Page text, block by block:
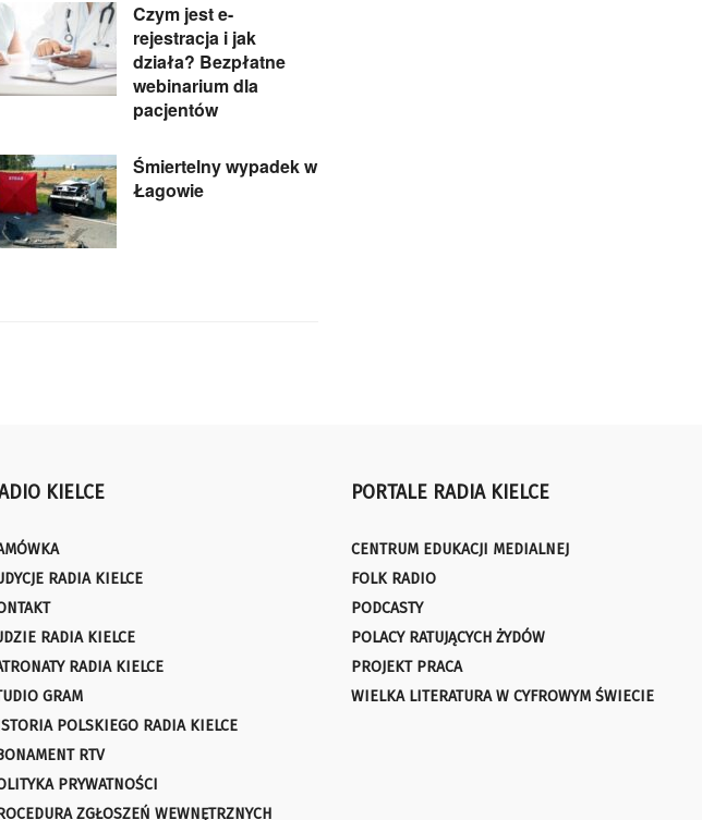
Czym jest e-
rejestracja i jak
działa? Bezpłatne
webinarium dla
pacjentów
Śmiertelny wypadek w
Łagowie
KIELCE
RADIA KIELCE
RADIA KIELCE
RADIA KIELCE
GRAM
POLSKIEGO RADIA KIELCE
RTV
PRYWATNOŚCI
ZGŁOSZEŃ WEWNĘTRZNYCH
PORTALE RADIA KIELCE
CENTRUM EDUKACJI MEDIALNEJ
FOLK RADIO
PODCASTY
POLACY RATUJĄCYCH ŻYDÓW
PROJEKT PRACA
WIELKA LITERATURA W CYFROWYM ŚWIECIE